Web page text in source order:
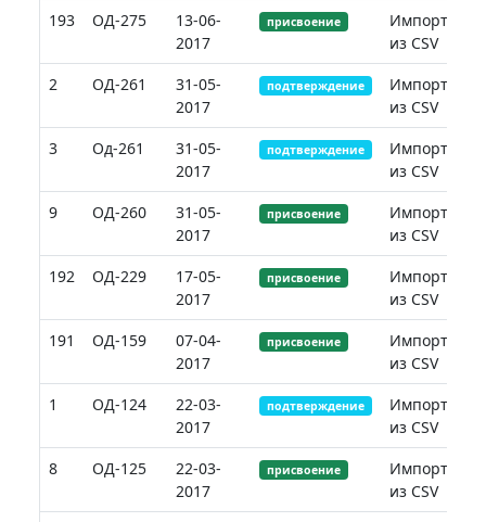
193
ОД-275
13-06-
2017
присвоение
Импорт
из CSV
2
ОД-261
31-05-
2017
подтверждение
Импорт
из CSV
3
Од-261
31-05-
2017
подтверждение
Импорт
из CSV
9
ОД-260
31-05-
2017
присвоение
Импорт
из CSV
192
ОД-229
17-05-
2017
присвоение
Импорт
из CSV
191
ОД-159
07-04-
2017
присвоение
Импорт
из CSV
1
ОД-124
22-03-
2017
подтверждение
Импорт
из CSV
8
ОД-125
22-03-
2017
присвоение
Импорт
из CSV